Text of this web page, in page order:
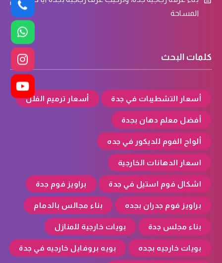
المساحة
كلمات البحث
أسعار التشطيبات في جدة أسعار ترميم الفلل
أفضل معلم دهان بجدة
ألواح الفوم للديكور في جده
اسعار الدهانات الخارجية
اشكال فوم استيل في جدة براويز فوم جدة
براويز فوم جدران بجده بناء مجالس بالدمام
بناء مجلس جدة بويات خارجية للمنازل
بويات خارجيه بجده بويه بروفايل خارجيه في جدة